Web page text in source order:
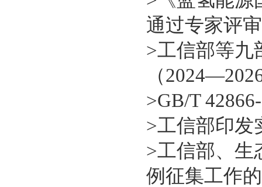
通过专家评审
>工信部等九
（
>GB/T
>工信部印发
>工信部、生
例征集工作